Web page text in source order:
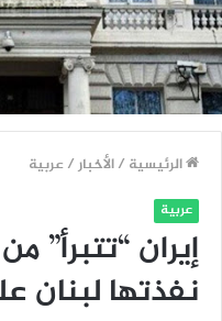
الرئيسية /الأخبار/عربية
عربية
إيران “تتبرأ”
نفذتها لبنان